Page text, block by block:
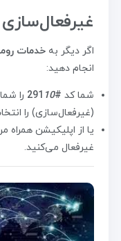
اگر دیگر به خدمات
انجام دهید:
شما کد #291
10
(غیرفعال‌سازی) را
یا از اپلیکیشن
غیرفعال می‌کنید.